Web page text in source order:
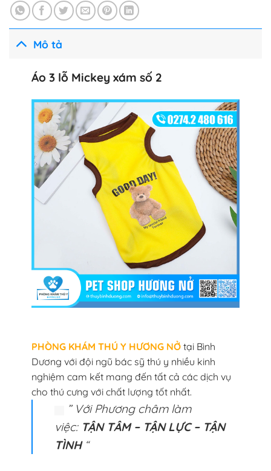
Mô tả
Áo 3 lỗ Mickey xám số 2
PHÒNG KHÁM THÚ Y HƯƠNG NỞtại Bình
Dương với đội ngũ bác sỹ thú y nhiều kinh
nghiệm cam kết mang đến tất cả các dịch vụ
cho thú cưng với chất lượng tốt nhất.
” Với Phương châm làm
việc: TẬN TÂM – TẬN LỰC – TẬN
TÌNH“